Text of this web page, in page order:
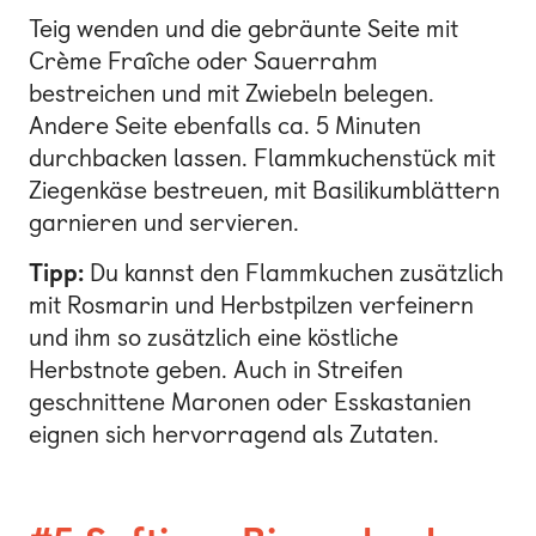
Teig wenden und die gebräunte Seite mit
Crème Fraîche oder Sauerrahm
bestreichen und mit Zwiebeln belegen.
Andere Seite ebenfalls ca. 5 Minuten
durchbacken lassen. Flammkuchenstück mit
Ziegenkäse bestreuen, mit Basilikumblättern
garnieren und servieren.
Tipp: Du kannst den Flammkuchen zusätzlich
mit Rosmarin und Herbstpilzen verfeinern
und ihm so zusätzlich eine köstliche
Herbstnote geben. Auch in Streifen
geschnittene Maronen oder Esskastanien
eignen sich hervorragend als Zutaten.